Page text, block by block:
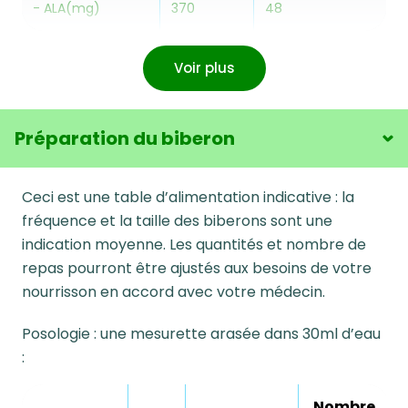
- ALA(mg) 370 48
128
60
Lactose (g) 60
Protéines
sériques/caséines
40/60 40/60
VITAMINES
Voir plus
Préparation du biberon
Ceci est une table d’alimentation indicative : la
fréquence et la taille des biberons sont une
indication moyenne. Les quantités et nombre de
repas pourront être ajustés aux besoins de votre
nourrisson en accord avec votre médecin.
Posologie : une mesurette arasée dans 30ml d’eau
: